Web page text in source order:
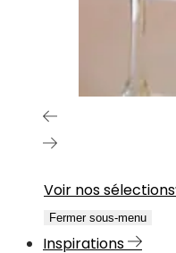
Voir nos sélections
Fermer sous-menu
Inspirations